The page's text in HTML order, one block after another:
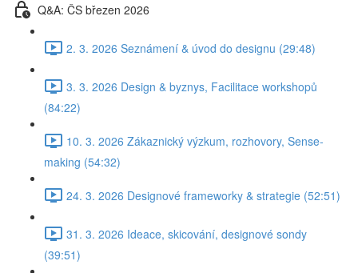
Q&A: ČS březen 2026
2. 3. 2026 Seznámení & úvod do designu (29:48)
3. 3. 2026 Design & byznys, Facilitace workshopů
(84:22)
10. 3. 2026 Zákaznický výzkum, rozhovory, Sense-
making (54:32)
24. 3. 2026 Designové frameworky & strategie (52:51)
31. 3. 2026 Ideace, skicování, designové sondy
(39:51)